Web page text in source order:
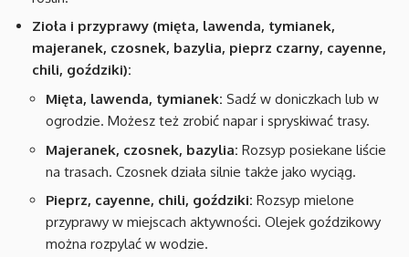
Zioła i przyprawy (mięta, lawenda, tymianek,
majeranek, czosnek, bazylia, pieprz czarny, cayenne,
chili, goździki):
Mięta, lawenda, tymianek: Sadź w doniczkach lub w
ogrodzie. Możesz też zrobić napar i spryskiwać trasy.
Majeranek, czosnek, bazylia: Rozsyp posiekane liście
na trasach. Czosnek działa silnie także jako wyciąg.
Pieprz, cayenne, chili, goździki: Rozsyp mielone
przyprawy w miejscach aktywności. Olejek goździkowy
można rozpylać w wodzie.